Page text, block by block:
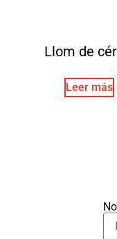
Llom de
Leer más